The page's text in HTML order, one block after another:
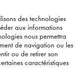
des technologies
aux informations
nous permettra
de navigation ou les
ou de retirer son
caractéristiques